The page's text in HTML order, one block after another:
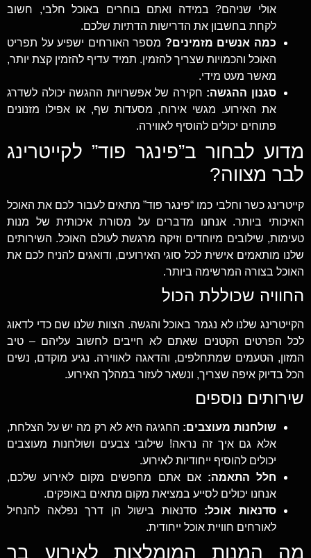
אולי שניהם? במידה ואתם בוחרים באוכל חלבי, חשוב
לקחת בחשבון את הדרישות הדתיות שלכם.
כמה אנשים מזמינים? מספר האורחים ישפיע על תפריט
האוכל והכמויות שצריך להזמין. תמיד עדיף להזמין קצת יותר,
מאשר מעט מידי.
סגנון ההגשה: חקירה של אפשרויות ההגשה יכולה לשדרג
את האירוע. מגשי אירוח, מסעדות שף, או אפילו מזנונים
פתוחים יכולים להוסיף לאווירה.
מדוע לבחור ב”פינגר פוד” לקייטרינג
לבר מצווה?
קייטרינג כשר וחלבי כמו “פינגר פוד” מתאים לעבור לכם את האוכל
האיכותי ביותר. אנחנו מדברים על מסורת איכותית של מנות
טעימות, שילובים מיוחדים וזיקה מרגשת לעולם האוכל. השירותים
שלנו מותאמים אישית לכל סוגי האירועים, ודואגים להניח לכם את
האוכל בצורה המרשימה ביותר.
החוויה שכוללת הכול
הקייטרינג שלנו לא נגמר באוכל והגשה. הצוות שלנו שם כדי לדאוג
לכל הפרטים הקטנים שאתם לא חייבים לחשוב עליהם – טיב
המזון, הטעמים שמתחלפים, והדאגה לאווירה. נגיע מוקדם, נשים
הכל בדיוק איפה שצריך, ונשאר לעזור במהלך האירוע.
שירותים נוספים
שולחנות מעוצבים: החגיגה היא לא רק מה יש על הצלחת,
אלא גם איך זה נראה! שילובי צבעים ושולחנות מעוצבים
יכולים להוסיף ייחודיות לאירוע.
חלל התאמה: אם אתם מחפשים מקום לאירוע שלכם,
אנחנו יכולים לסייע במציאת מקום מתאים באופקים.
סדנאות אוכל: סדנאות בישול הן דרך נפלאה להנחיל
לאורחים חוויית אוכל ייחודית.
מה המנות המומלצות לאירוע בר